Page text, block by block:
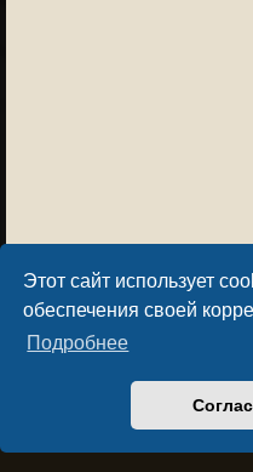
Этот сайт использует
обеспечения своей
Подробнее
Privacy
Copyright ©